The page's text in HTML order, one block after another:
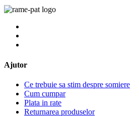
Ajutor
Ce trebuie sa stim despre somiere
Cum cumpar
Plata in rate
Returnarea produselor